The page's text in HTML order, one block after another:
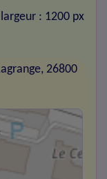
: 1200 px
26800